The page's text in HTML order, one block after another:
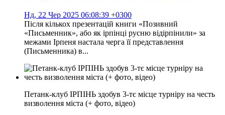
Нд, 22 Чер 2025 06:08:39 +0300
Після кількох презентацій книги «Позивний
«Письменник», або як ірпінці русню відірпінили» за
межами Ірпеня настала черга її представлення
(Письменника) в...
Петанк-клуб ІРПІНЬ здобув 3-тє місце турніру на честь
визволення міста (+ фото, відео)